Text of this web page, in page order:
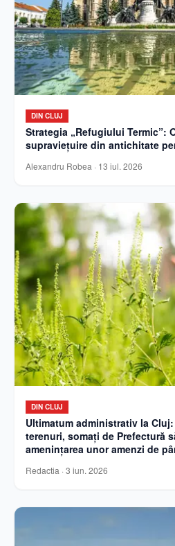
DIN CLUJ
Strategia „Refugiului Termic”:
supraviețuire din antichitate
Alexandru Robea · 13 iul. 2026
DIN CLUJ
Ultimatum administrativ la
terenuri, somați de Prefectură
amenințarea unor amenzi de
Redactia · 3 iun. 2026